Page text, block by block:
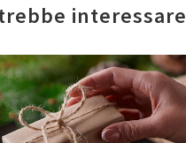
interessare